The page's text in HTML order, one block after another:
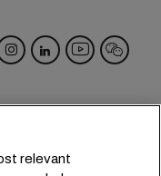
relevant